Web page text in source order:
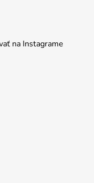
na Instagrame